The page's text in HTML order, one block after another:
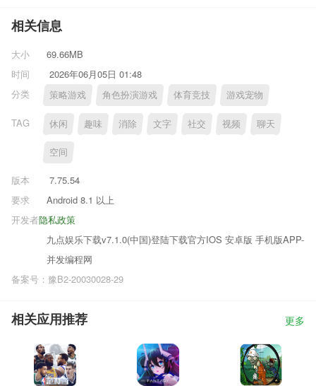
相关信息
大小
69.66MB
时间
2026年06月05日 01:48
分类
策略游戏 角色扮演游戏 体育竞技 游戏宠物
TAG 休闲 趣味 消除 文字 社交 视频 聊天
空间
版本
7.75.54
要求
Android 8.1 以上
隐私政策
开发者
九点娱乐下载v7.1.0(中国)登陆下载官方IOS 安卓版 手机版APP-
并发编程网
备案号：豫B2-20030028-29
相关应用推荐 更多